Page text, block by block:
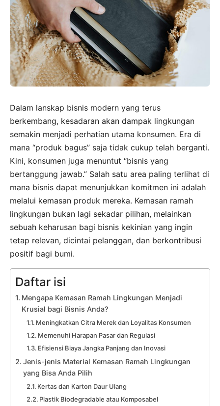
Dalam lanskap bisnis modern yang terus
berkembang, kesadaran akan dampak lingkungan
semakin menjadi perhatian utama konsumen. Era di
mana “produk bagus” saja tidak cukup telah berganti.
Kini, konsumen juga menuntut “bisnis yang
bertanggung jawab.” Salah satu area paling terlihat di
mana bisnis dapat menunjukkan komitmen ini adalah
melalui kemasan produk mereka. Kemasan ramah
lingkungan bukan lagi sekadar pilihan, melainkan
sebuah keharusan bagi bisnis kekinian yang ingin
tetap relevan, dicintai pelanggan, dan berkontribusi
positif bagi bumi.
Daftar isi
Mengapa Kemasan Ramah Lingkungan Menjadi
Krusial bagi Bisnis Anda?
Meningkatkan Citra Merek dan Loyalitas Konsumen
Memenuhi Harapan Pasar dan Regulasi
Efisiensi Biaya Jangka Panjang dan Inovasi
Jenis-jenis Material Kemasan Ramah Lingkungan
yang Bisa Anda Pilih
Kertas dan Karton Daur Ulang
Plastik Biodegradable atau Komposabel